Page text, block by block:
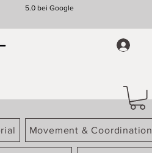
5.0 bei Google
Movement & Coordination